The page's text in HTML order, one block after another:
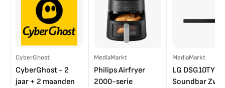
CyberGhost
CyberGhost - 2
jaar + 2 maanden
MediaMarkt
Philips Airfryer
2000-serie
MediaMarkt
LG DSG10TY
Soundbar